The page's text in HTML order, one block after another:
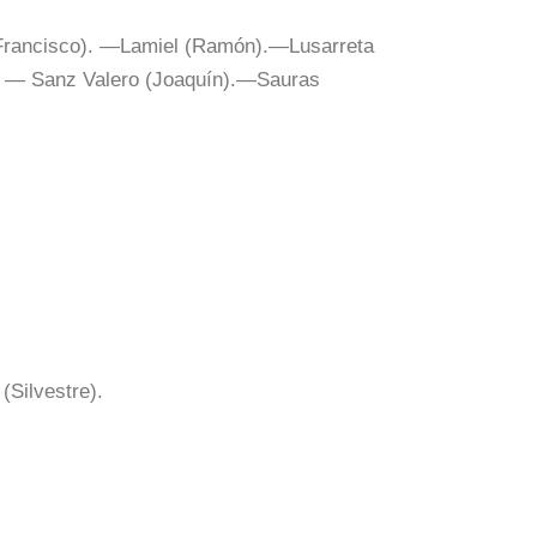
—Lamiel (Ramón).—Lusarreta
Sanz Valero (Joaquín).—Sauras